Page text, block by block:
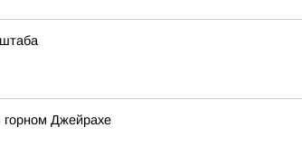
горном Джейрахе